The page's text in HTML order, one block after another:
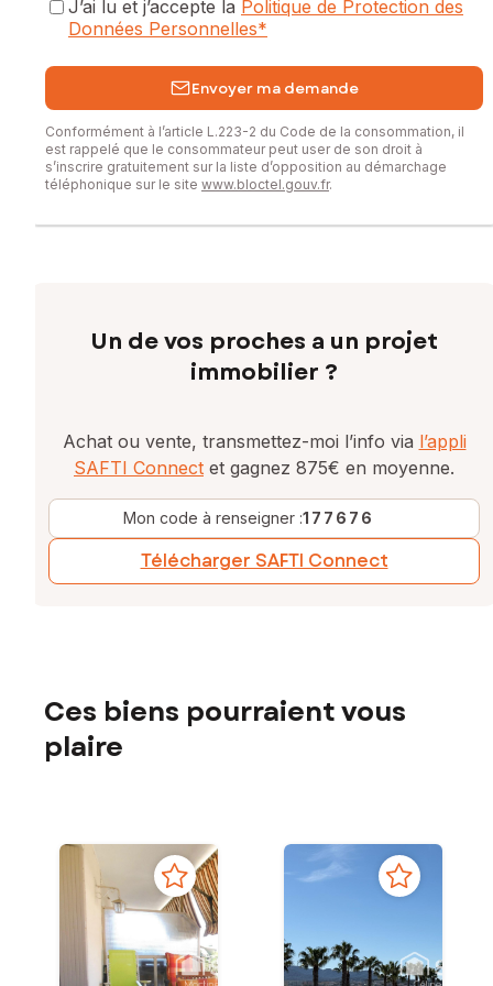
J’ai lu et j’accepte la Politique de Protection des
Données Personnelles*
Envoyer ma demande
Conformément à l’article L.223-2 du Code de la consommation, il
est rappelé que le consommateur peut user de son droit à
s’inscrire gratuitement sur la liste d’opposition au démarchage
téléphonique sur le site www.bloctel.gouv.fr.
Un de vos proches a un projet
immobilier ?
Achat ou vente, transmettez-moi l’info via l’appli
SAFTI Connect et gagnez 875€ en moyenne.
Mon code à renseigner :177676
Télécharger SAFTI Connect
Ces biens pourraient vous
plaire